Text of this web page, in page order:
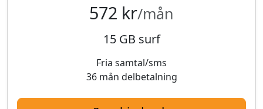
572 kr/mån
15 GB surf
Fria samtal/sms
36 mån delbetalning